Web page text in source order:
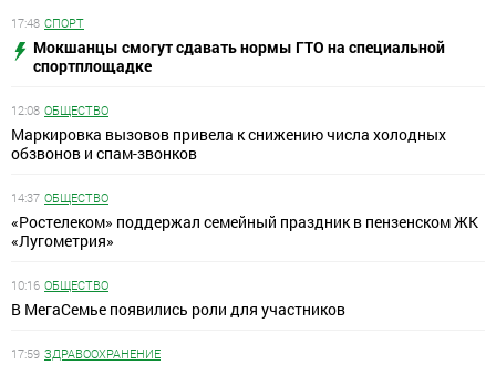
17:48 СПОРТ
Мокшанцы смогут сдавать нормы ГТО на специальной
спортплощадке
12:08 ОБЩЕСТВО
Маркировка вызовов привела к снижению числа холодных
обзвонов и спам-звонков
14:37 ОБЩЕСТВО
«Ростелеком» поддержал семейный праздник в пензенском ЖК
«Лугометрия»
10:16 ОБЩЕСТВО
В МегаСемье появились роли для участников
17:59 ЗДРАВООХРАНЕНИЕ